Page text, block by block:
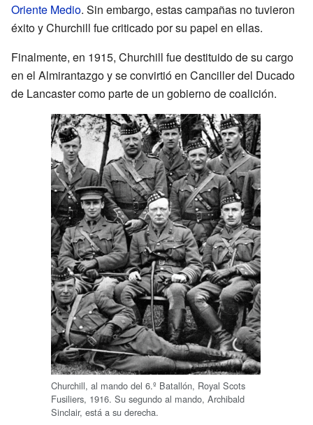
Oriente Medio. Sin embargo, estas campañas no tuvieron
éxito y Churchill fue criticado por su papel en ellas.
Finalmente, en 1915, Churchill fue destituido de su cargo
en el Almirantazgo y se convirtió en Canciller del Ducado
de Lancaster como parte de un gobierno de coalición.
Churchill, al mando del 6.º Batallón, Royal Scots
Fusiliers, 1916. Su segundo al mando, Archibald
Sinclair, está a su derecha.